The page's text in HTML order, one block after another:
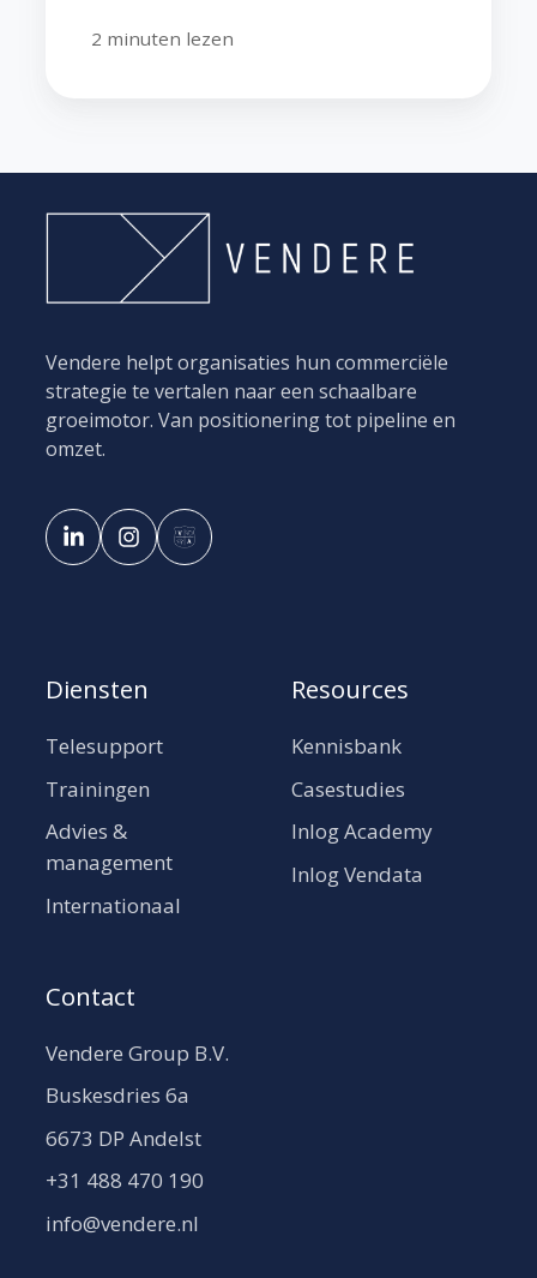
2 minuten lezen
Vendere helpt organisaties hun commerciële
strategie te vertalen naar een schaalbare
groeimotor. Van positionering tot pipeline en
omzet.
Diensten
Telesupport
Trainingen
Advies &
management
Internationaal
Resources
Kennisbank
Casestudies
Inlog Academy
Inlog Vendata
Contact
Vendere Group B.V.
Buskesdries 6a
6673 DP Andelst
+31 488 470 190
info@vendere.nl